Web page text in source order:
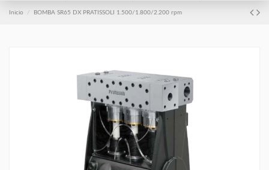
Inicio BOMBA SR65 DX PRATISSOLI 1.500/1.800/2.200 rpm